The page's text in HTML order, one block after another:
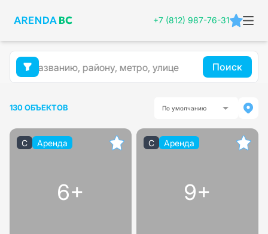
+7 (812) 987-76-31
Поиск
130 ОБЪЕКТОВ По умолчанию
C Аренда
6+
C Аренда
9+